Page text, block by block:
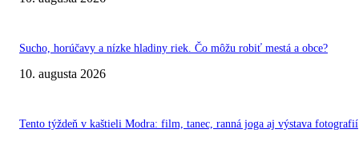
Sucho, horúčavy a nízke hladiny riek. Čo môžu robiť mestá a obce?
10. augusta 2026
Tento týždeň v kaštieli Modra: film, tanec, ranná joga aj výstava fotografií